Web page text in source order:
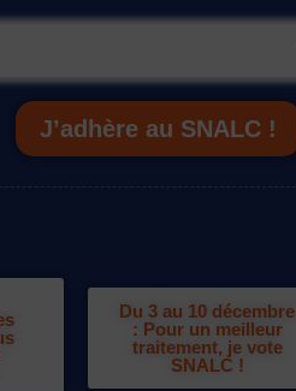
J’adhère au SNALC !
Du 3 au 10 décembre
: Pour un meilleur
traitement, je vote
SNALC !